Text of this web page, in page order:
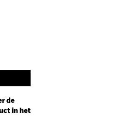
de
in het